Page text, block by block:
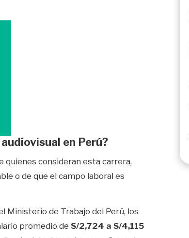
en Perú?
quienes consideran esta carrera,
o de que el campo laboral es
Ministerio de Trabajo del Perú, los
promedio de S/2,724 a S/4,115